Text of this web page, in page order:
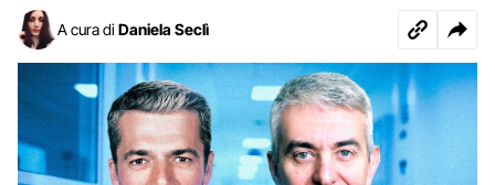
A cura di Daniela Seclì